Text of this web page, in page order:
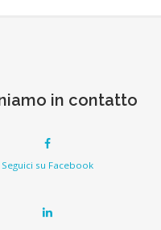
in contatto
Seguici su Facebook